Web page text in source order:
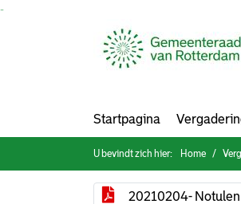
Startpagina
U bevindt zich hier: Home
20210204- Notulen